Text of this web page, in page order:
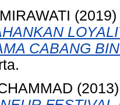
(2019)
CABANG